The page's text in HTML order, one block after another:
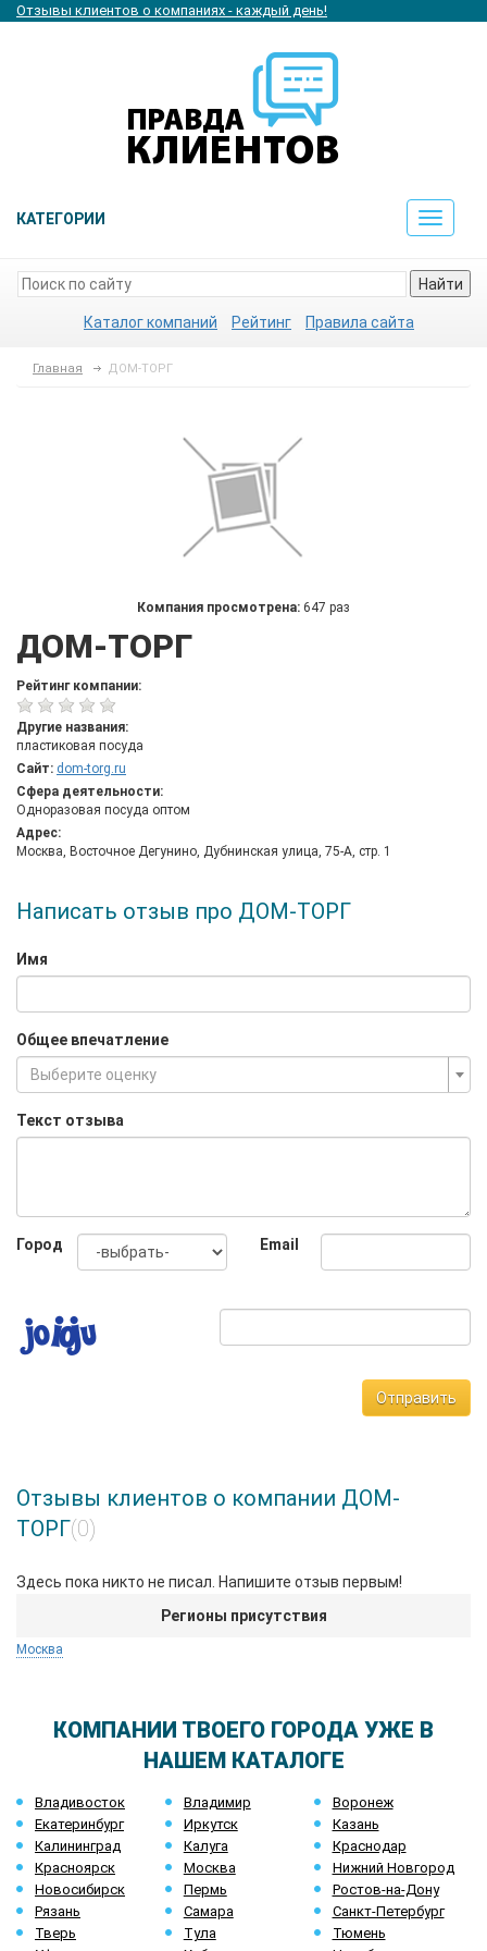
Отзывы клиентов о компаниях - каждый день!
КАТЕГОРИИ
Toggle
Найти
Каталог компаний Рейтинг Правила сайта
Главная ДОМ-ТОРГ
Компания просмотрена: 647 раз
ДОМ-ТОРГ
Рейтинг компании:
Другие названия:
пластиковая посуда
Сайт: dom-torg.ru
Сфера деятельности:
Одноразовая посуда оптом
Адрес:
Москва, Восточное Дегунино, Дубнинская улица, 75-А, стр. 1
Написать отзыв про ДОМ-ТОРГ
Имя
Общее впечатление
Выберите оценку
Текст отзыва
Город Email
Отправить
Отзывы клиентов о компании ДОМ-
ТОРГ(0)
Здесь пока никто не писал. Напишите отзыв первым!
Регионы присутствия
Москва
КОМПАНИИ ТВОЕГО ГОРОДА УЖЕ В
НАШЕМ КАТАЛОГЕ
Владивосток Владимир
Воронеж
Екатеринбург
Иркутск
Казань
Калининград
Калуга
Краснодар
Красноярск
Москва
Нижний Новгород
Новосибирск
Пермь
Ростов-на-Дону
Рязань
Самара
Санкт-Петербург
Тверь
Тула
Тюмень